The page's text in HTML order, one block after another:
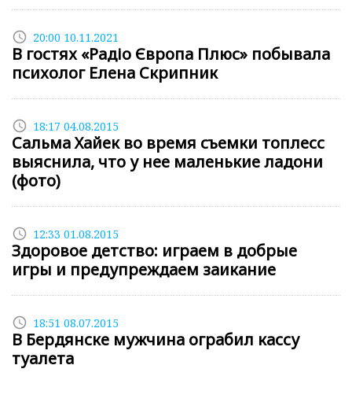
access_time 20:00 10.11.2021
В гостях «Радіо Європа Плюс» побывала
психолог Елена Скрипник
access_time 18:17 04.08.2015
Сальма Хайек во время съемки топлесс
выяснила, что у нее маленькие ладони
(фото)
access_time 12:33 01.08.2015
Здоровое детство: играем в добрые
игры и предупреждаем заикание
access_time 18:51 08.07.2015
В Бердянске мужчина ограбил кассу
туалета